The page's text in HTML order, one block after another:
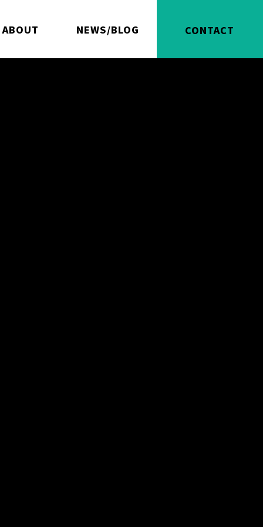
ABOUT NEWS/BLOG CONTACT